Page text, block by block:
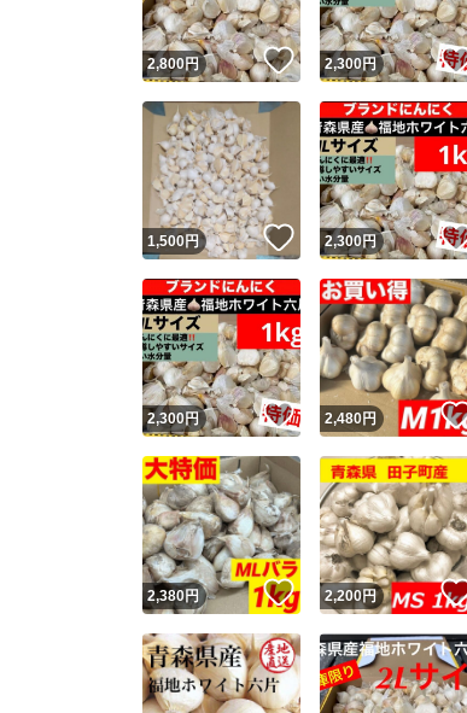
2,800円 いいね！
2,300円
1,500円 いいね！
2,300円
2,300円 いいね！
2,480円
2,380円 いいね！
2,200円